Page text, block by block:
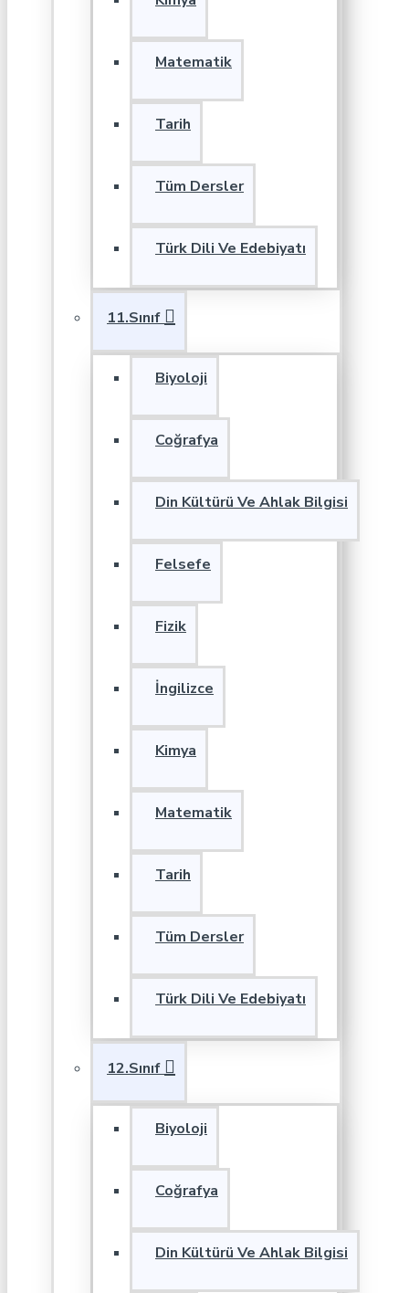
Matematik
Tarih
Tüm Dersler
Türk Dili Ve Edebiyatı
11.Sınıf
Biyoloji
Coğrafya
Din Kültürü Ve Ahlak Bilgisi
Felsefe
Fizik
İngilizce
Kimya
Matematik
Tarih
Tüm Dersler
Türk Dili Ve Edebiyatı
12.Sınıf
Biyoloji
Coğrafya
Din Kültürü Ve Ahlak Bilgisi